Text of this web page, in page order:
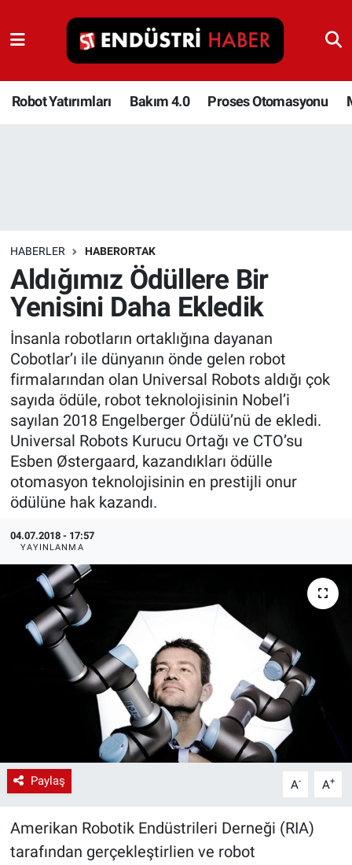
Robot Yatırımları Bakım 4.0 Proses Otomasyonu
HABERLER HABERORTAK
Aldığımız Ödüllere Bir
Yenisini Daha Ekledik
İnsanla robotların ortaklığına dayanan
Cobotlar’ı ile dünyanın önde gelen robot
firmalarından olan Universal Robots aldığı çok
sayıda ödüle, robot teknolojisinin Nobel’i
sayılan 2018 Engelberger Ödülü’nü de ekledi.
Universal Robots Kurucu Ortağı ve CTO’su
Esben Østergaard, kazandıkları ödülle
otomasyon teknolojisinin en prestijli onur
ödülüne hak kazandı.
04.07.2018 - 17:57
YAYINLANMA
Paylaş A- A+
Amerikan Robotik Endüstrileri Derneği (RIA)
tarafından gerçekleştirlien ve robot
Robot Yatırımları
Bakım 4.0
Depolama Çözümleri
İnşaat ve Malzeme
HaberOrtak
EndüstriST
Enerjisini Üreten Fabrikalar
Endüstri 4.0 Uygulamaları
Ağır Sanayi Çözümleri